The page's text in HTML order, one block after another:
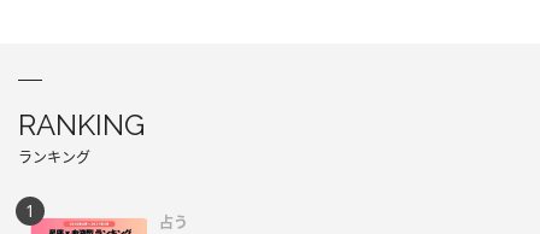
RANKING
ランキング
占う